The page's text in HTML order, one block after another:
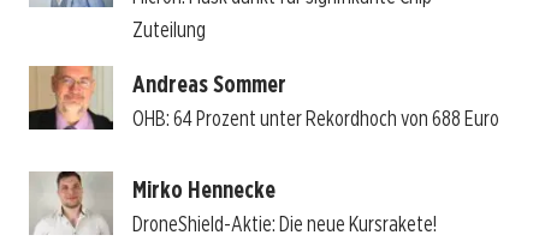
Zuteilung
Andreas Sommer
OHB: 64 Prozent unter Rekordhoch von 688 Euro
Mirko Hennecke
DroneShield-Aktie: Die neue Kursrakete!